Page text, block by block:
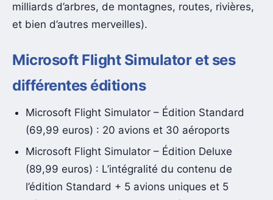
milliards d’arbres, de montagnes, routes, rivières,
et bien d’autres merveilles).
Microsoft Flight Simulator et ses
différentes éditions
Microsoft Flight Simulator – Édition Standard
(69,99 euros) : 20 avions et 30 aéroports
Microsoft Flight Simulator – Édition Deluxe
(89,99 euros) : L’intégralité du contenu de
l’édition Standard + 5 avions uniques et 5